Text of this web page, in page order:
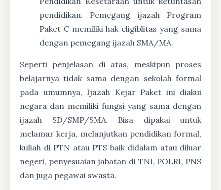
pendidikan. Pemegang ijazah Program
Paket C memiliki hak eligiblitas yang sama
dengan pemegang ijazah SMA/MA.
Seperti penjelasan di atas, meskipun proses
belajarnya tidak sama dengan sekolah formal
pada umumnya, Ijazah Kejar Paket ini diakui
negara dan memiliki fungsi yang sama dengan
ijazah SD/SMP/SMA. Bisa dipakai untuk
melamar kerja, melanjutkan pendidikan formal,
kuliah di PTN atau PTS baik didalam atau diluar
negeri, penyesuaian jabatan di TNI, POLRI, PNS
dan juga pegawai swasta.